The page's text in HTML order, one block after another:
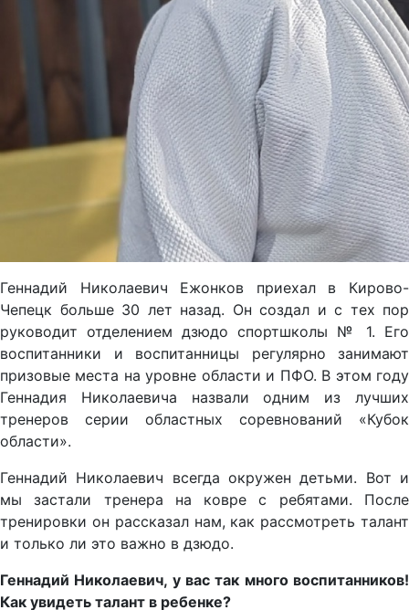
Геннадий Николаевич Ежонков приехал в Кирово-
Чепецк больше 30 лет назад. Он создал и с тех пор
руководит отделением дзюдо спортшколы № 1. Его
воспитанники и воспитанницы регулярно занимают
призовые места на уровне области и ПФО. В этом году
Геннадия Николаевича назвали одним из лучших
тренеров серии областных соревнований «Кубок
области».
Геннадий Николаевич всегда окружен детьми. Вот и
мы застали тренера на ковре с ребятами. После
тренировки он рассказал нам, как рассмотреть талант
и только ли это важно в дзюдо.
Геннадий Николаевич, у вас так много воспитанников!
Как увидеть талант в ребенке?